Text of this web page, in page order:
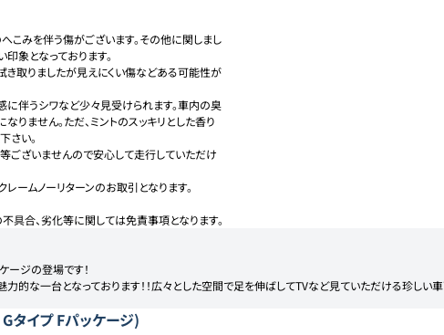
こみを伴う傷がございます。その他に関しまし
象となっております。
取りましたが見えにくい傷などある可能性が
伴うシワなど少々見受けられます。車内の臭
りません。ただ、ミントのスッキリとした香り
さい。
ございませんので安心して走行していただけ
ムノーリターンのお取引となります。
ージの登場です！
的な一台となっております！！広々とした空間で足を伸ばしてTVなど見ていただける珍しい車
タイプ Fパッケージ)